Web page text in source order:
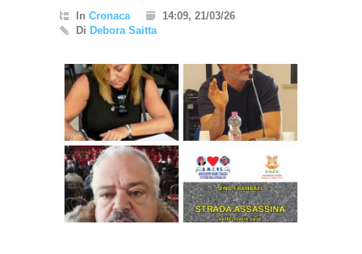
In Cronaca
14:09, 21/03/26
Di Debora Saitta